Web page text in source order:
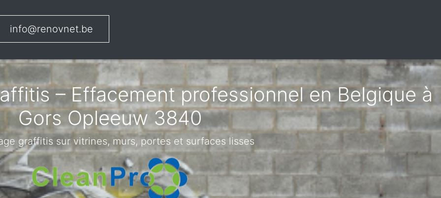
info@renovnet.be
– Effacement professionnel en Belgique à
Gors Opleeuw 3840
graffitis sur vitrines, murs, portes et surfaces lisses